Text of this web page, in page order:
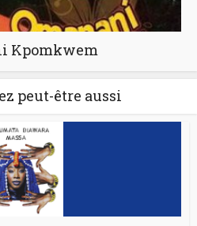
Kpomkwem
peut-être aussi